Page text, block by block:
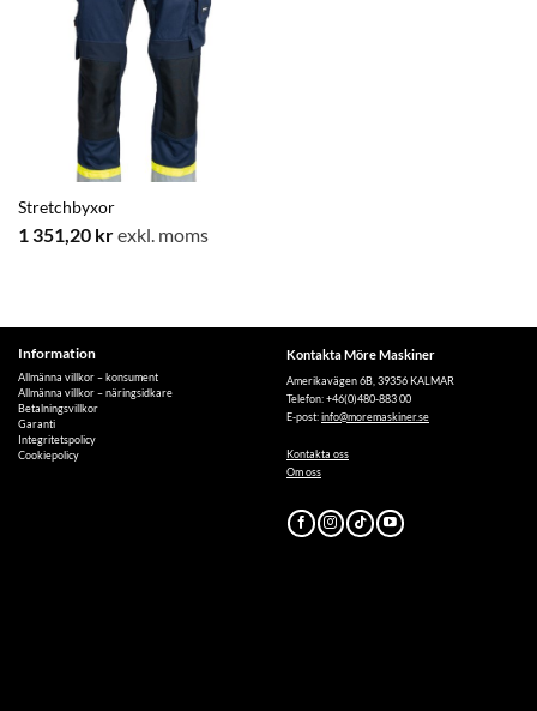
Stretchbyxor
1 351,20 krexkl. moms
Information
Allmänna villkor – konsument
Allmänna villkor – näringsidkare
Betalningsvillkor
Garanti
Integritetspolicy
Cookiepolicy
Kontakta Möre Maskiner
Amerikavägen 6B, 39356 KALMAR
Telefon: +46(0)480-883 00
E-post:info@moremaskiner.se
Kontakta oss
Om oss